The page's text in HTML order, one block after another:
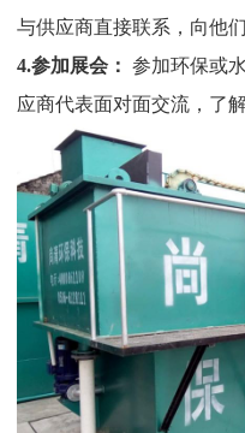
与供应商直接联系，向他
4.参加展会： 参加环保或
应商代表面对面交流，了